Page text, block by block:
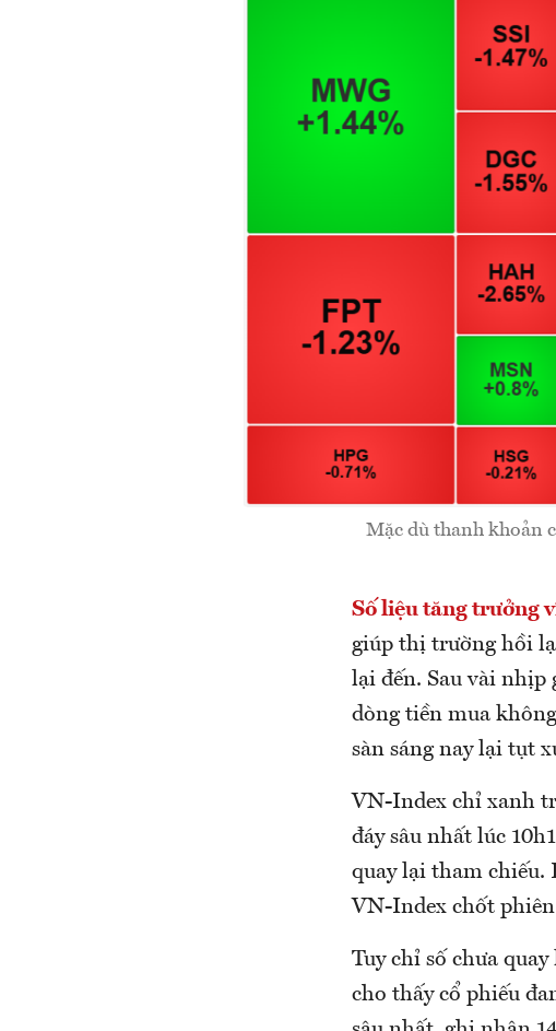
Mặc dù thanh khoản
Số liệu tăng trưởng
giúp thị trường hồi
lại đến. Sau vài nhịp
dòng tiền mua
sàn sáng nay lại tụt
VN-Index chỉ xanh
đáy sâu nhất lúc
quay lại tham
VN-Index chốt phiên
Tuy chỉ số chưa
cho thấy cổ phiếu